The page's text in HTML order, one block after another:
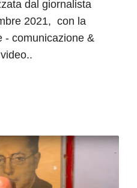
dal giornalista
2021, con la
- comunicazione &